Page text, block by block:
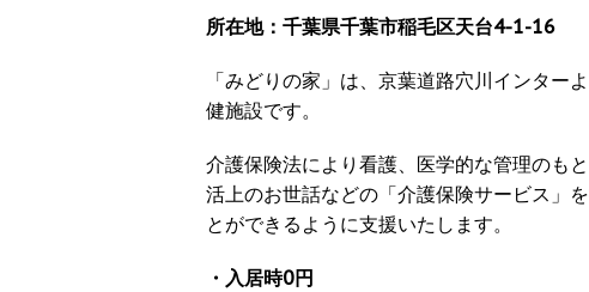
所在地：千葉県千葉市稲毛区天台4-1-16
「みどりの家」は、京葉道路穴川インター
健施設です。
介護保険法により看護、医学的な管理のも
活上のお世話などの「介護保険サービス」
とができるように支援いたします。
・入居時0円